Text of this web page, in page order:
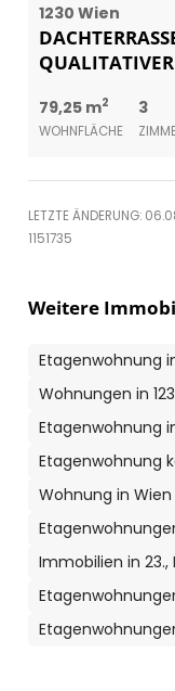
1230 Wien
79,25 m2
WOHNFLÄCHE
3
LETZTE ÄNDERUNG:
1151735
Weitere
Etagenwohnung
Wohnungen in
Etagenwohnung
Etagenwohnung
Wohnung in
Immobilien in